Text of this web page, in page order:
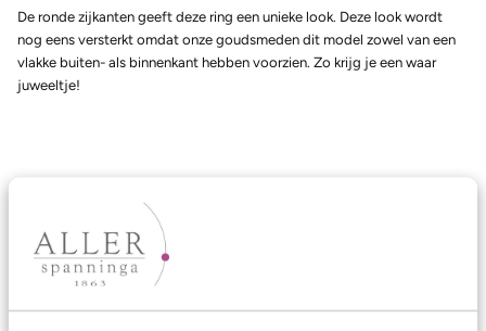
De ronde zijkanten geeft deze ring een unieke look. Deze look wordt
nog eens versterkt omdat onze goudsmeden dit model zowel van een
vlakke buiten- als binnenkant hebben voorzien. Zo krijg je een waar
juweeltje!
Ons aanbod